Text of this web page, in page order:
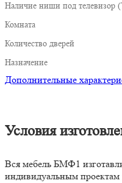
Наличие ниши под телевизор
Комната
Количество дверей
Назначение
Дополнительные
Условия
Вся мебель БМФ1
индивидуальным проектам